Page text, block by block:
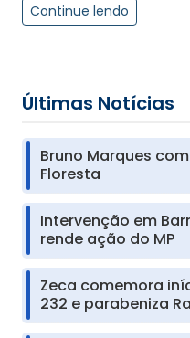
Continue lendo
Últimas Notícias
Bruno Marques
Floresta
Intervenção em
rende ação do MP
Zeca comemora
232 e parabeniza